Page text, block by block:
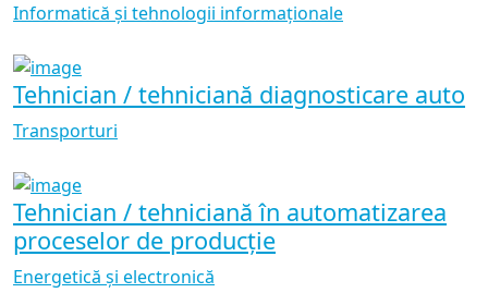
Informatică și tehnologii informaționale
Tehnician / tehniciană diagnosticare auto
Transporturi
Tehnician / tehniciană în automatizarea
proceselor de producție
Energetică și electronică